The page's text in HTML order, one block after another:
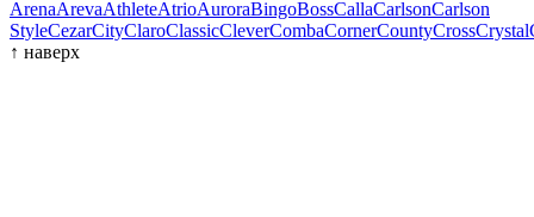
ArenaArevaAthleteAtrioAuroraBingoBossCallaCarlsonCarlson
StyleCezarCityClaroClassicCleverCombaCornerCountyCrossCrystal
↑ наверх